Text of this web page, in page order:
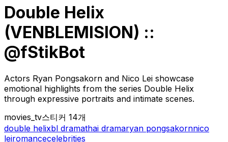
Double Helix
(VENBLEMISION) ::
@fStikBot
Actors Ryan Pongsakorn and Nico Lei showcase
emotional highlights from the series Double Helix
through expressive portraits and intimate scenes.
movies_tv스티커 14개
double helixbl dramathai dramaryan pongsakornnico
leiromancecelebrities